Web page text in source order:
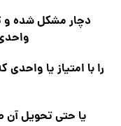
دچار مشکل شده و
را با امتیاز یا
یا حتی تحویل آن